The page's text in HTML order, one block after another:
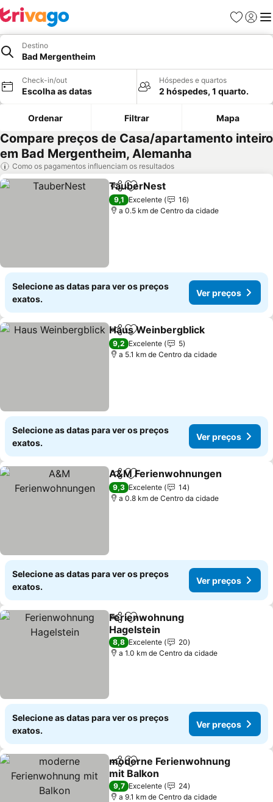
Favoritos
Iniciar
Destino
Bad Mergentheim
Check-in/out
Escolha as datas
Hóspedes e quartos
2 hóspedes, 1 quarto.
Ordenar Filtrar Mapa
Compare preços de Casa/apartamento inteiro
em Bad Mergentheim, Alemanha
Como os pagamentos influenciam os resultados
PartilharAdicionar aos favoritos
TauberNest
9,1 Excelente
16
a 0.5 km de Centro da cidade
Selecione as datas para ver os preços
exatos.
Ver preços
PartilharAdicionar aos favoritos
Haus Weinbergblick
9,2 Excelente
5
a 5.1 km de Centro da cidade
Selecione as datas para ver os preços
exatos.
Ver preços
PartilharAdicionar aos favoritos
A&M Ferienwohnungen
9,3 Excelente
14
a 0.8 km de Centro da cidade
Selecione as datas para ver os preços
exatos.
Ver preços
PartilharAdicionar aos favoritos
Ferienwohnung
Hagelstein
Ver preços
8,8 Excelente
20
a 1.0 km de Centro da cidade
Selecione as datas para ver os preços
exatos.
Ver preços
PartilharAdicionar aos favoritos
moderne Ferienwohnung
mit Balkon
Ver preços
9,7 Excelente
24
a 9.1 km de Centro da cidade